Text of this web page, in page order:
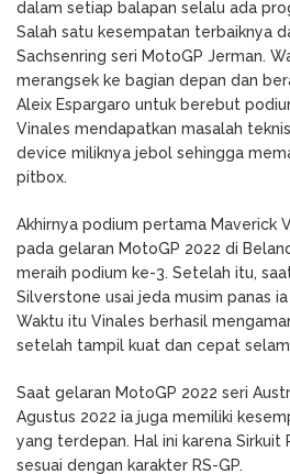
dalam setiap balapan selalu ada
Salah satu kesempatan terbaiknya
Sachsenring seri MotoGP Jerman.
merangsek ke bagian depan dan
Aleix Espargaro untuk berebut
Vinales mendapatkan masalah
device miliknya jebol sehingga
pitbox.
Akhirnya podium pertama Maverick
pada gelaran MotoGP 2022 di
meraih podium ke-3. Setelah itu,
Silverstone usai jeda musim panas
Waktu itu Vinales berhasil
setelah tampil kuat dan cepat
Saat gelaran MotoGP 2022 seri
Agustus 2022 ia juga memiliki
yang terdepan. Hal ini karena Sirkuit
sesuai dengan karakter RS-GP.